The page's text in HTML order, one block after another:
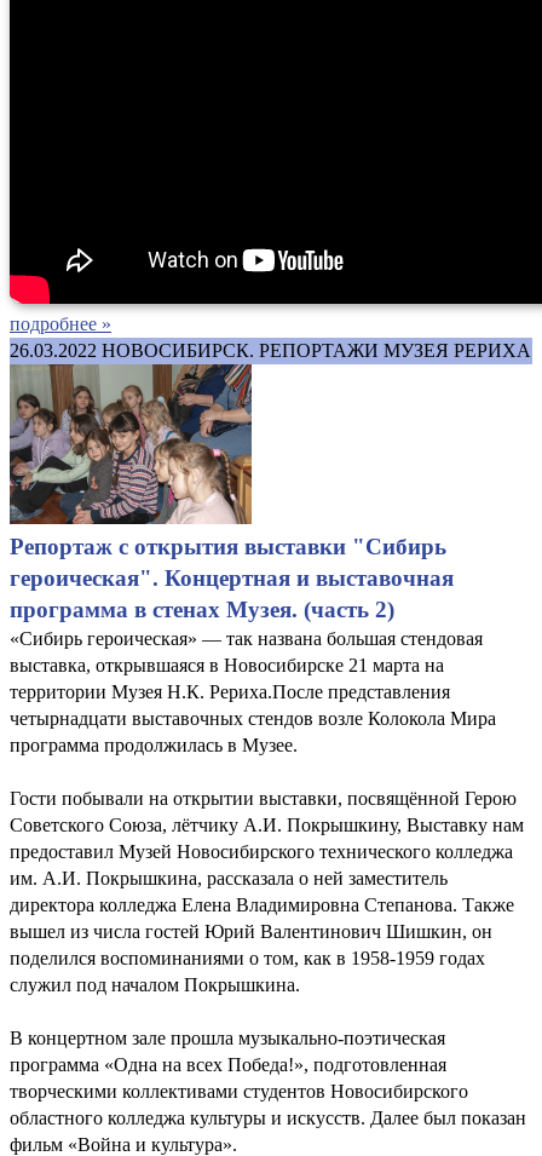
подробнее »
26.03.2022 НОВОСИБИРСК. РЕПОРТАЖИ МУЗЕЯ РЕРИХА
Репортаж с открытия выставки "Сибирь
героическая". Концертная и выставочная
программа в стенах Музея. (часть 2)
«Сибирь героическая» — так названа большая стендовая
выставка, открывшаяся в Новосибирске 21 марта на
территории Музея Н.К. Рериха.После представления
четырнадцати выставочных стендов возле Колокола Мира
программа продолжилась в Музее.
Гости побывали на открытии выставки, посвящённой Герою
Советского Союза, лётчику А.И. Покрышкину, Выставку нам
предоставил Музей Новосибирского технического колледжа
им. А.И. Покрышкина, рассказала о ней заместитель
директора колледжа Елена Владимировна Степанова. Также
вышел из числа гостей Юрий Валентинович Шишкин, он
поделился воспоминаниями о том, как в 1958-1959 годах
служил под началом Покрышкина.
В концертном зале прошла музыкально-поэтическая
программа «Одна на всех Победа!», подготовленная
творческими коллективами студентов Новосибирского
областного колледжа культуры и искусств. Далее был показан
фильм «Война и культура».